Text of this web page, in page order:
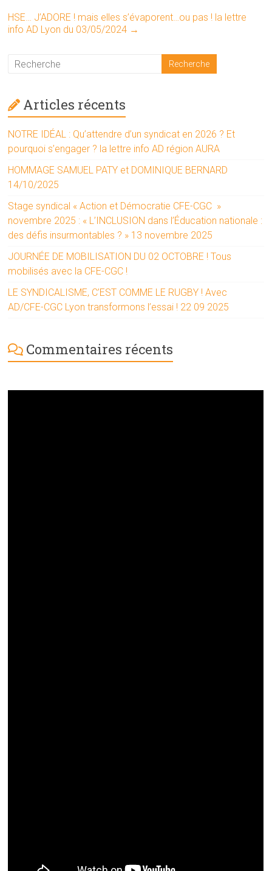
HSE… J’ADORE ! mais elles s’évaporent…ou pas ! la lettre
info AD Lyon du 03/05/2024 →
Articles récents
NOTRE IDÉAL : Qu’attendre d’un syndicat en 2026 ? Et
pourquoi s’engager ? la lettre info AD région AURA
HOMMAGE SAMUEL PATY et DOMINIQUE BERNARD
14/10/2025
Stage syndical « Action et Démocratie CFE-CGC »
novembre 2025 : « L’INCLUSION dans l’Éducation nationale :
des défis insurmontables ? » 13 novembre 2025
JOURNÉE DE MOBILISATION DU 02 OCTOBRE ! Tous
mobilisés avec la CFE-CGC !
LE SYNDICALISME, C’EST COMME LE RUGBY ! Avec
AD/CFE-CGC Lyon transformons l’essai ! 22 09 2025
Commentaires récents